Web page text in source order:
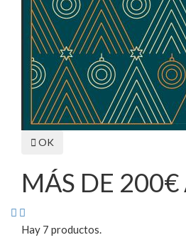
 OK
MÁS DE
 
Hay 7 productos.